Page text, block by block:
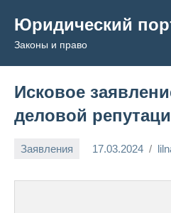
содержимому
Юридический
Законы и право
Исковое
деловой
Заявления 17.03.2024